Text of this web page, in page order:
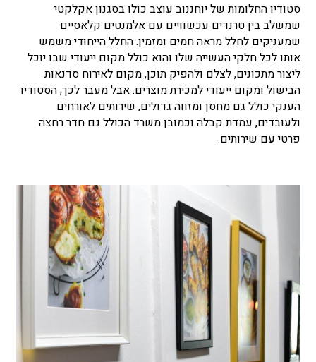
סטודיו החלומות של יוחננוב עוצב כולו בסגנון אקלקטי
שמשלב בין טרנדים עכשוויים עם אלמנטים קלאסיים
שמעניקים לחלל מראה חמים ומזמין. החלל הייחודי משמש
אותו לכל חלקי העשייה שלו והוא כולל מקום ייעודי שבו יוכל
ליצור מתכונים, לצלם ולהפיק תוכן, מקום לאירוח סדנאות
הבישול ומקום ייעודי למכירת מוצרים. אבל מעבר לכך, הסטודיו
הענקי כולל גם מחסן ומזווה גדולים, שירותים לאורחים
ולעובדים, עמדת קבלה וכמובן משרד הכולל גם חדר רחצה
פרטי עם שירותים.